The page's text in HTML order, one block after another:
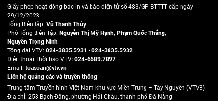
Giấy phép hoạt động báo in và báo điện tử số 483/GP-BTTTT cấp ngày
29/12/2023
Tổng Biên tập: Vũ Thanh Thủy
Phó Tổng Biên Tập: Nguyễn Thị Mỹ Hạnh, Phạm Quốc Thắng,
Nguyễn Trọng Ninh
Tổng đài VTV: 024-3835.5931 - 024-3835.5932
Ðiện thoại Thời báo VTV: 024-6689.7897
Email: toasoan@vtv.vn
Liên hệ quảng cáo và truyền thông
Trung tâm Truyền hình Việt Nam khu vực Miền Trung – Tây Nguyên (VTV8)
Địa chỉ: 258 Bạch Đằng, phường Hải Châu, thành phố Đà Nẵng